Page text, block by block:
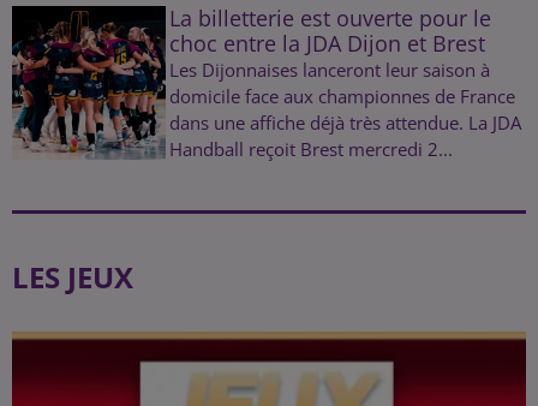
La billetterie est ouverte pour le
choc entre la JDA Dijon et Brest
Les Dijonnaises lanceront leur saison à
domicile face aux championnes de France
dans une affiche déjà très attendue. La JDA
Handball reçoit Brest mercredi 2...
LES JEUX